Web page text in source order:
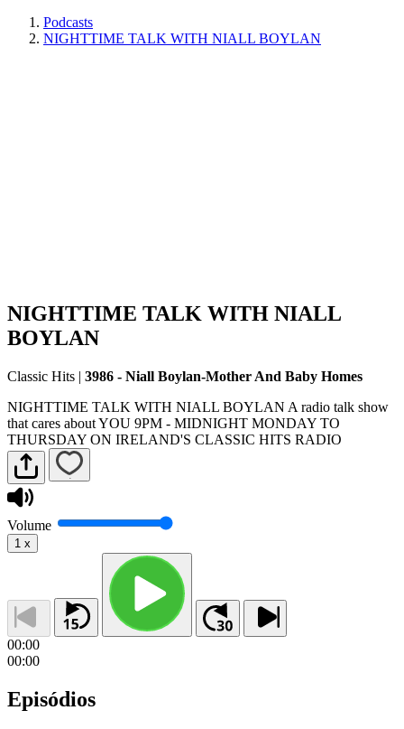
Podcasts
NIGHTTIME TALK WITH NIALL BOYLAN
NIGHTTIME TALK WITH NIALL
BOYLAN
Classic Hits | 3986 - Niall Boylan-Mother And Baby Homes
NIGHTTIME TALK WITH NIALL BOYLAN A radio talk show
that cares about YOU 9PM - MIDNIGHT MONDAY TO
THURSDAY ON IRELAND'S CLASSIC HITS RADIO
Volume
1 x
00:00
00:00
Episódios